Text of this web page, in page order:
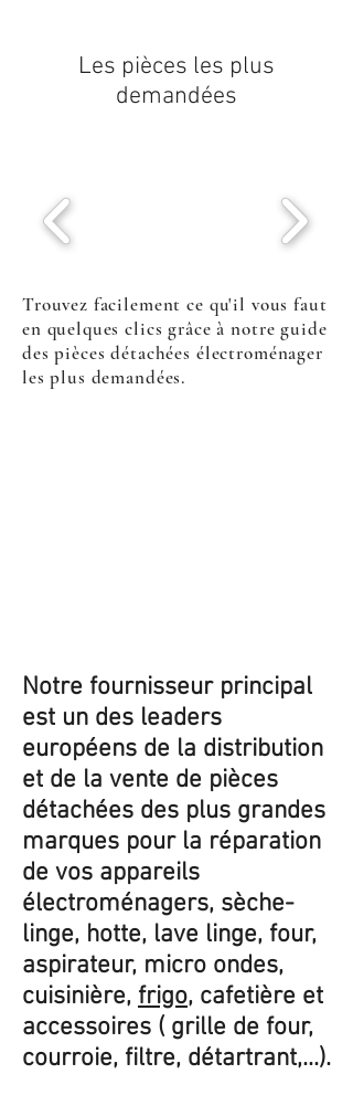
Les pièces les plus
demandées
Trouvez facilement ce qu'il vous faut
en quelques clics grâce à notre guide
des pièces détachées électroménager
les plus demandées.
Notre fournisseur principal
est un des leaders
européens de la distribution
et de la vente de pièces
détachées des plus grandes
marques pour la réparation
de vos appareils
électroménagers, sèche-
linge, hotte, lave linge, four,
aspirateur, micro ondes,
cuisinière, frigo, cafetière et
accessoires ( grille de four,
courroie, filtre, détartrant,...).